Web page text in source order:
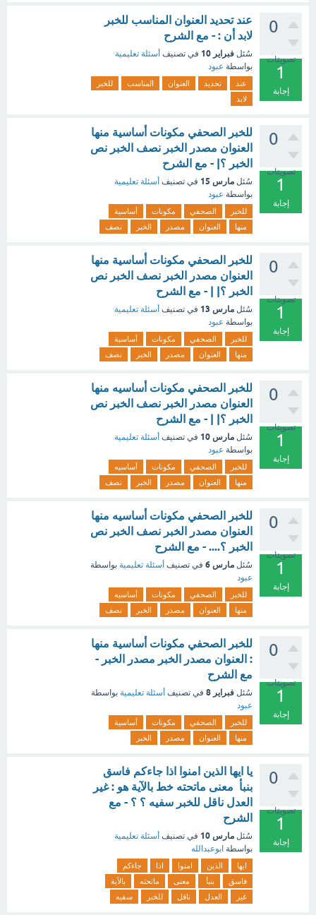
0
تصويتات
1
إجابة
عند تحديد العنوان المناسب للخبر
لابد أن : - مع الشرح
سُئل فبراير 10 في تصنيف أسئلة تعليمية
بواسطة عبود
عند تحديد العنوان المناسب
للخبر
لابد
0
تصويتات
1
إجابة
للخبر الصحفي مكونات أساسية منها
العنوان مصدر الخبر نصف الخبر نص
الخبر ؟| - مع الشرح
سُئل مارس 15 في تصنيف أسئلة تعليمية
بواسطة عبود
للخبر الصحفي مكونات
أساسية
منها
العنوان مصدر الخبر نصف
0
تصويتات
1
إجابة
للخبر الصحفي مكونات أساسية منها
العنوان مصدر الخبر نصف الخبر نص
الخبر ؟| | - مع الشرح
سُئل مارس 13 في تصنيف أسئلة تعليمية
بواسطة عبود
للخبر الصحفي مكونات
أساسية
منها
العنوان مصدر الخبر نصف
0
تصويتات
1
إجابة
للخبر الصحفي مكونات أساسيه منها
العنوان مصدر الخبر نصف الخبر نص
الخبر ؟| | - مع الشرح
سُئل مارس 10 في تصنيف أسئلة تعليمية
بواسطة عبود
للخبر الصحفي مكونات
أساسيه
منها
العنوان مصدر الخبر نصف
0
تصويتات
1
إجابة
للخبر الصحفي مكونات أساسيه منها
العنوان مصدر الخبر نصف الخبر نص
الخبر ؟.... - مع الشرح
سُئل مارس 6 في تصنيف أسئلة تعليمية بواسطة
عبود
للخبر الصحفي مكونات
أساسيه
منها
العنوان مصدر الخبر نصف
0
تصويتات
1
إجابة
للخبر الصحفي مكونات أساسية منها
: العنوان مصدر الخبر مصدر الخبر -
مع الشرح
سُئل فبراير 8 في تصنيف أسئلة تعليمية بواسطة
عبود
للخبر الصحفي مكونات
أساسية
منها
العنوان مصدر الخبر
0
تصويتات
1
إجابة
يا ايها الذين امنوا اذا جاءكم فاسق
بنبأ معنى ماتحته خط بالآية هو : غير
العدل ناقل للخبر سفيه ؟ ؟ - مع
الشرح
سُئل مارس 10 في تصنيف أسئلة تعليمية
بواسطة ابوعبدالله
ايها الذين امنوا اذا
جاءكم
فاسق
بنبأ معنى ماتحته
بالآية
غير
العدل ناقل للخبر سفيه